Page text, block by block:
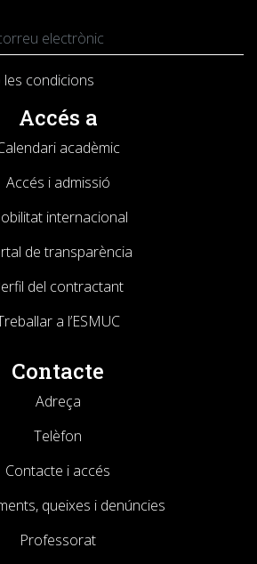
les condicions
Accés a
acadèmic
Accés i admissió
internacional
de transparència
del contractant
a l’ESMUC
Contacte
Adreça
Telèfon
Contacte i accés
queixes i denúncies
Professorat